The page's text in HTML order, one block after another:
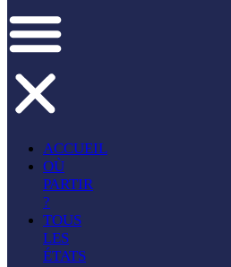
ACCUEIL
OÙ
PARTIR
?
TOUS
LES
ÉTATS